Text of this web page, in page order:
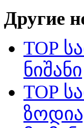
Другие
TOP
ნიშანი
TOP